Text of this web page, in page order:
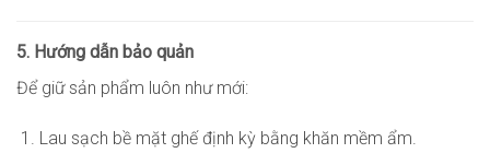
5. Hướng dẫn bảo quản
Để giữ sản phẩm luôn như mới:
Lau sạch bề mặt ghế định kỳ bằng khăn mềm ẩm.